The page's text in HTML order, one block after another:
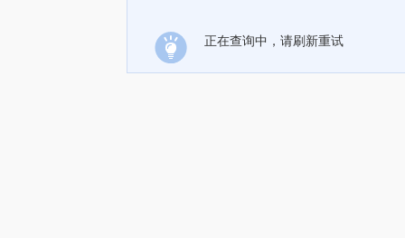
正在查询中，请刷新重试